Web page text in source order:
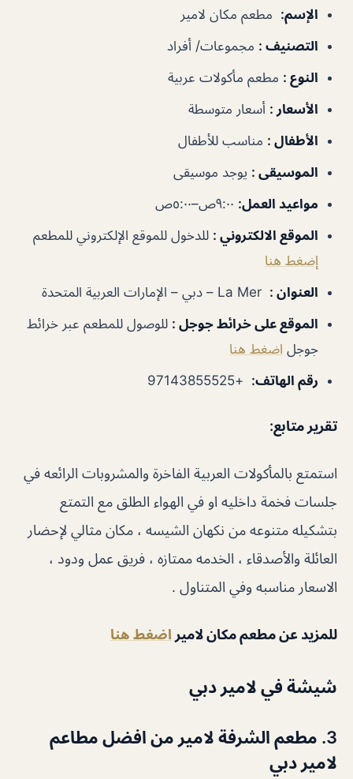
الإسم: مطعم مكان لامير
التصنيف : مجموعات/ أفراد
النوع : مطعم مأكولات عربية
الأسعار : أسعار متوسطة
الأطفال : مناسب للأطفال
الموسيقى : يوجد موسيقى
مواعيد العمل:
الموقع الالكتروني : للدخول للموقع الإلكتروني للمطعم
إضغط هنا
العنوان :
الموقع على خرائط جوجل : للوصول للمطعم عبر خرائط
جوجل اضغط هنا
رقم الهاتف:
+97143855525
تقرير متابع:
استمتع بالمأكولات العربية الفاخرة والمشروبات الرائعه في
جلسات فخمة داخليه او في الهواء الطلق مع التمتع
بتشكيله متنوعه من نكهان الشيسه ، مكان مثالي لإحضار
العائلة والأصدقاء ، الخدمه ممتازه ، فريق عمل ودود ،
الاسعار مناسبه وفي المتناول .
للمزيد عن مطعم مكان لامير اضغط هنا
شيشة في لامير دبي
3. مطعم الشرفة لامير من افضل مطاعم
لامير دبي